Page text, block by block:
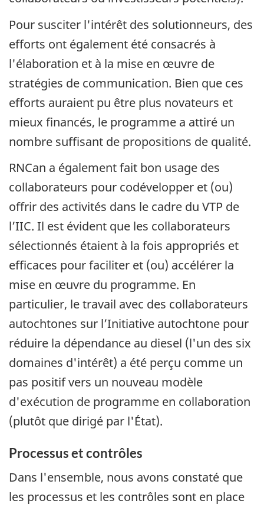
Pour susciter l'intérêt des solutionneurs, des
efforts ont également été consacrés à
l'élaboration et à la mise en œuvre de
stratégies de communication. Bien que ces
efforts auraient pu être plus novateurs et
mieux financés, le programme a attiré un
nombre suffisant de propositions de qualité.
RNCan a également fait bon usage des
collaborateurs pour codévelopper et (ou)
offrir des activités dans le cadre du VTP de
l’IIC. Il est évident que les collaborateurs
sélectionnés étaient à la fois appropriés et
efficaces pour faciliter et (ou) accélérer la
mise en œuvre du programme. En
particulier, le travail avec des collaborateurs
autochtones sur l’Initiative autochtone pour
réduire la dépendance au diesel (l'un des six
domaines d'intérêt) a été perçu comme un
pas positif vers un nouveau modèle
d'exécution de programme en collaboration
(plutôt que dirigé par l'État).
Processus et contrôles
Dans l'ensemble, nous avons constaté que
les processus et les contrôles sont en place